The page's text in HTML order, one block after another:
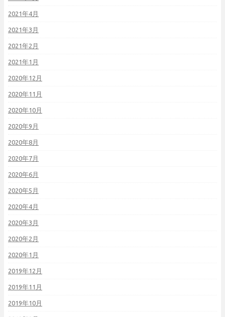
2021年4月
2021年3月
2021年2月
2021年1月
2020年12月
2020年11月
2020年10月
2020年9月
2020年8月
2020年7月
2020年6月
2020年5月
2020年4月
2020年3月
2020年2月
2020年1月
2019年12月
2019年11月
2019年10月